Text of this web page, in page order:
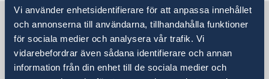
Vi använder enhetsidentifierare för att anpassa innehållet
och annonserna till användarna, tillhandahålla funktioner
för sociala medier och analysera vår trafik. Vi
vidarebefordrar även sådana identifierare och annan
information från din enhet till de sociala medier och
Pass utomlands
Ambassadens reseinformation
Aktuella händelser
Allmänna säkerhetsläget
Terrorism
Naturförhållanden och katastrofer
Service för svenska företag
Sverige i Mauretanien
Sveriges ambassad